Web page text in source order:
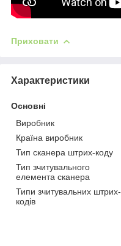
Приховати
Характеристики
Основні
Виробник
Країна виробник
Тип сканера штрих-коду
Тип зчитувального
елемента сканера
Типи зчитувальних штрих-
кодів